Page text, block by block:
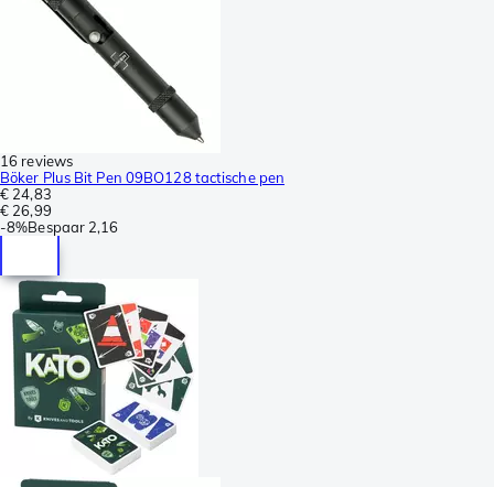
16 reviews
Böker Plus Bit Pen 09BO128 tactische pen
€ 24,83
€ 26,99
-8%Bespaar 2,16